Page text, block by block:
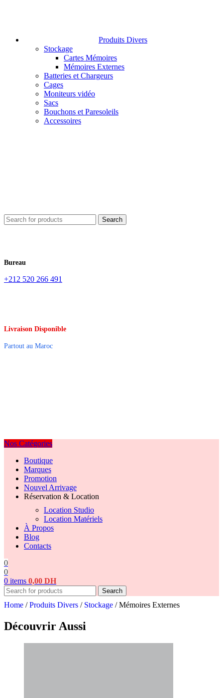
Produits Divers
Stockage
Cartes Mémoires
Mémoires Externes
Batteries et Chargeurs
Cages
Moniteurs vidéo
Sacs
Bouchons et Paresoleils
Accessoires
Search
Bureau
+212 520 266 491
Livraison Disponible
Partout au Maroc
Nos Catégories
Boutique
Marques
Promotion
Nouvel Arrivage
Réservation & Location
Location Studio
Location Matériels
À Propos
Blog
Contacts
0
0
0 items 0,00 DH
Search
Home / Produits Divers / Stockage / Mémoires Externes
Découvrir Aussi